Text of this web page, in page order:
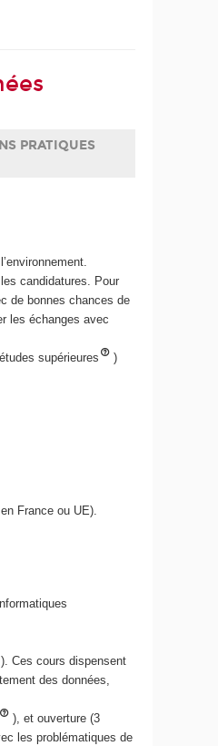
PRATIQUES
candidatures. Pour
de bonnes chances de
les échanges avec
supérieures
)
France ou UE).
). Ces cours dispensent
des données,
), et ouverture (3
les problématiques de